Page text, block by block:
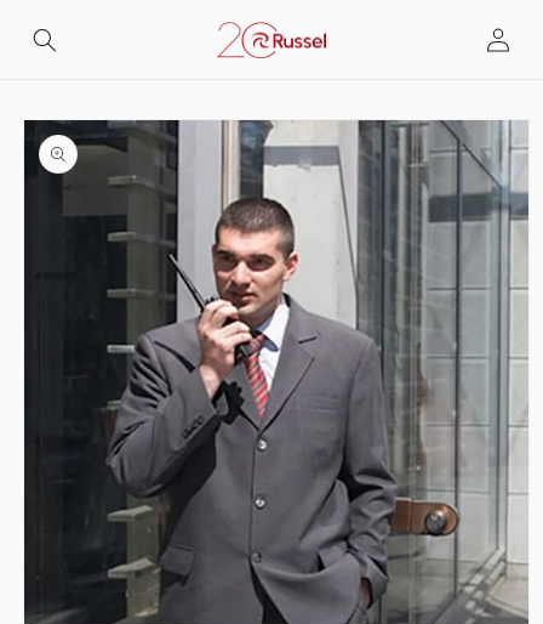
Skip to
content
Log
in
Skip to
product
information